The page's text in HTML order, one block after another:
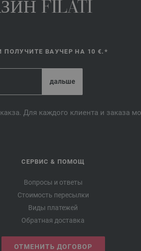
FILATI
ВАУЧЕР НА 10 €.*
Для каждого клиента и заказа
СЕРВИС & ПОМОЩ
Вопросы и ответы
Стоимость пересылки
Виды платежей
Обратная доставка
ОТМЕНИТЬ ДОГОВОР